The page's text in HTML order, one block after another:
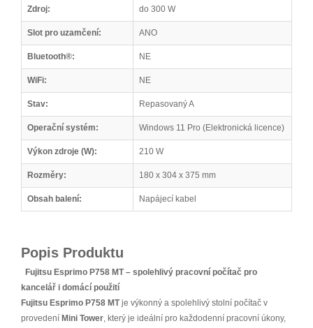
Zdroj: do 300 W
Slot pro uzamčení: ANO
Bluetooth®: NE
WiFi: NE
Stav: Repasovaný A
Operační systém: Windows 11 Pro (Elektronická licence)
Výkon zdroje (W): 210 W
Rozměry: 180 x 304 x 375 mm
Obsah balení: Napájecí kabel
Popis Produktu
Fujitsu Esprimo P758 MT – spolehlivý pracovní počítač pro
kancelář i domácí použití
Fujitsu Esprimo P758 MTje výkonný a spolehlivý stolní počítač v
provedení Mini Tower, který je ideální pro každodenní pracovní úkony,